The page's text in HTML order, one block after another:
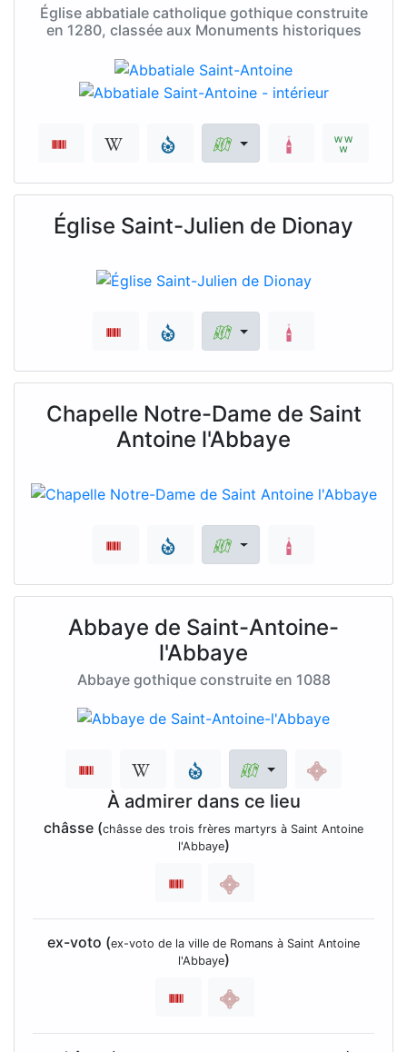
Église abbatiale catholique gothique construite
en 1280, classée aux Monuments historiques
Église Saint-Julien de Dionay
Chapelle Notre-Dame de Saint
Antoine l'Abbaye
Abbaye de Saint-Antoine-
l'Abbaye
Abbaye gothique construite en 1088
À admirer dans ce lieu
châsse (châsse des trois frères martyrs à Saint Antoine
l'Abbaye)
ex-voto (ex-voto de la ville de Romans à Saint Antoine
l'Abbaye)